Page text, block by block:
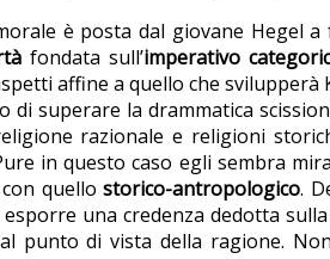
è posta dal giovane Hegel
fondata sull’imperativo
affine a quello che svilupperà
di superare la drammatica
razionale e religioni
in questo caso egli sembra
quello storico-antropologico.
una credenza dedotta
punto di vista della ragione.